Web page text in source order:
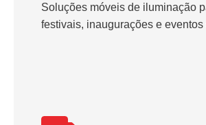
Soluções móveis de iluminação
festivais, inaugurações e eventos